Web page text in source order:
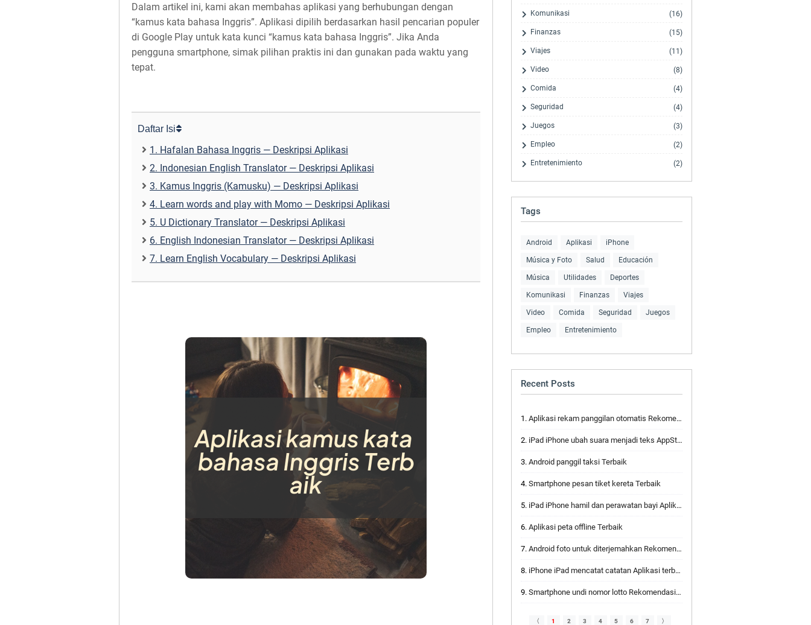
Dalam artikel ini, kami akan membahas aplikasi yang berhubungan dengan
“kamus kata bahasa Inggris”. Aplikasi dipilih berdasarkan hasil pencarian populer
di Google Play untuk kata kunci “kamus kata bahasa Inggris”. Jika Anda
pengguna smartphone, simak pilihan praktis ini dan gunakan pada waktu yang
tepat.
Daftar Isi
1. Hafalan Bahasa Inggris — Deskripsi Aplikasi
2. Indonesian English Translator — Deskripsi Aplikasi
3. Kamus Inggris (Kamusku) — Deskripsi Aplikasi
4. Learn words and play with Momo — Deskripsi Aplikasi
5. U Dictionary Translator — Deskripsi Aplikasi
6. English Indonesian Translator — Deskripsi Aplikasi
7. Learn English Vocabulary — Deskripsi Aplikasi
Komunikasi (16)
Finanzas (15)
Viajes (11)
Video (8)
Comida (4)
Seguridad (4)
Juegos (3)
Empleo (2)
Entretenimiento (2)
Tags
Android Aplikasi iPhone
Música y Foto Salud Educación
Música Utilidades Deportes
Komunikasi Finanzas Viajes
Video Comida Seguridad Juegos
Empleo Entretenimiento
Recent Posts
Aplikasi rekam panggilan otomatis Rekomendasi Populer
iPad iPhone ubah suara menjadi teks AppStore Aplikasi
Android panggil taksi Terbaik
Smartphone pesan tiket kereta Terbaik
iPad iPhone hamil dan perawatan bayi Aplikasi rekomendasi
Aplikasi peta offline Terbaik
Android foto untuk diterjemahkan Rekomendasi Populer
iPhone iPad mencatat catatan Aplikasi terbaik
Smartphone undi nomor lotto Rekomendasi Populer
〈 1 2 3 4 5 6 7 〉